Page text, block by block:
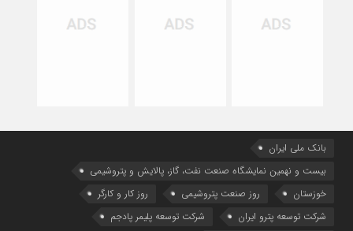
بانک ملی ایران
بیست و نهمین نمایشگاه صنعت نفت، گاز، پالایش و پتروشیمی
خوزستان
روز صنعت پتروشیمی
روز کار و کارگر
شركت توسعه پترو ایران
شرکت توسعه پلیمر پادجم